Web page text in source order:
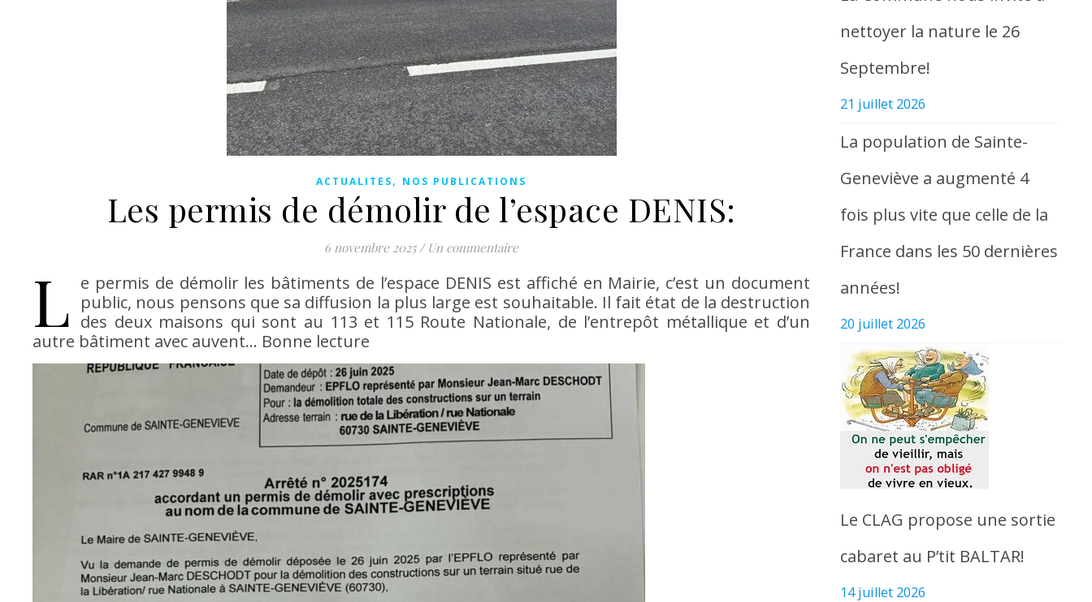
ACTUALITES, NOS PUBLICATIONS
Les permis de démolir de l’espace DENIS:
6 novembre 2025 / Un commentaire
L e permis de démolir les bâtiments de l’espace DENIS est affiché en Mairie, c’est un document
public, nous pensons que sa diffusion la plus large est souhaitable. Il fait état de la destruction
des deux maisons qui sont au 113 et 115 Route Nationale, de l’entrepôt métallique et d’un
autre bâtiment avec auvent… Bonne lecture
nettoyer la nature le 26
Septembre!
21 juillet 2026
La population de Sainte-
Geneviève a augmenté 4
fois plus vite que celle de la
France dans les 50 dernières
années!
20 juillet 2026
Le CLAG propose une sortie
cabaret au P’tit BALTAR!
14 juillet 2026